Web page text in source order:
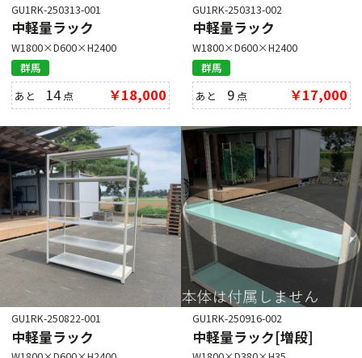
GU1RK-250313-001
中軽量ラック
W1800×D600×H2400
群馬
あと 14点 ￥18,000
GU1RK-250313-002
中軽量ラック
W1800×D600×H2400
群馬
あと 9 点 ￥17,000
GU1RK-250822-001
中軽量ラック
GU1RK-250916-002
中軽量ラック[増段]